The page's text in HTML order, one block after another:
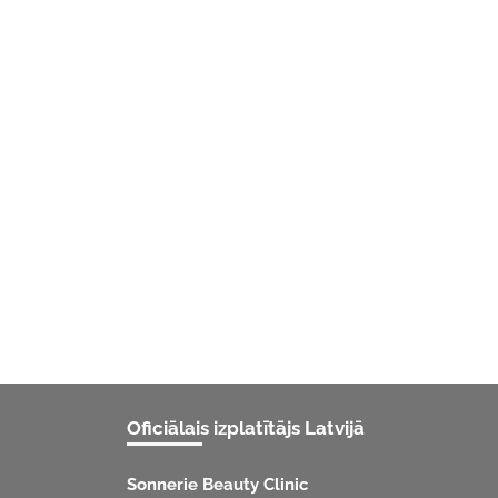
Oficiālais izplatītājs Latvijā
Sonnerie Beauty Clinic